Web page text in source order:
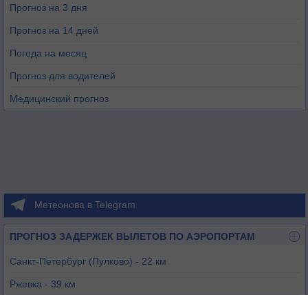
Прогноз на 3 дня
Прогноз на 14 дней
Погода на месяц
Прогноз для водителей
Медицинский прогноз
Метеонова в Telegram
ПРОГНОЗ ЗАДЕРЖЕК ВЫЛЕТОВ ПО АЭРОПОРТАМ
Санкт-Петербург (Пулково) - 22 км
Ржевка - 39 км